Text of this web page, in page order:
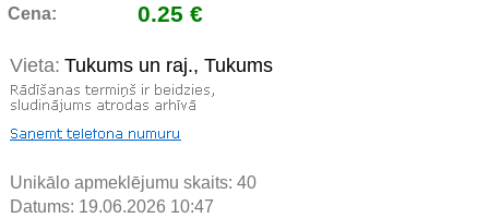
Cena: 0.25 €
Vieta: Tukums un raj., Tukums
Unikālo apmeklējumu skaits: 40
Datums: 19.06.2026 10:47